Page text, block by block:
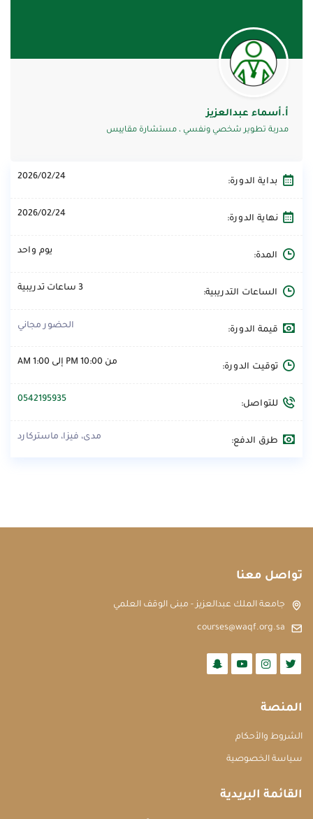
أ.أسماء عبدالعزيز
مدربة تطوير شخصي ونفسي ، مستشارة مقاييس
بداية الدورة: 2026/02/24
نهاية الدورة: 2026/02/24
المدة: يوم واحد
الساعات التدريبية: 3 ساعات تدريبية
قيمة الدورة: الحضور مجاني
توقيت الدورة: من 10:00 PM إلى 1:00 AM
للتواصل: 0542195935
طرق الدفع: مدى، فيزا، ماستركارد
تواصل معنا
جامعة الملك عبدالعزيز - مبنى الوقف العلمي
courses@waqf.org.sa
المنصة
الشروط والأحكام
سياسة الخصوصية
القائمة البريدية